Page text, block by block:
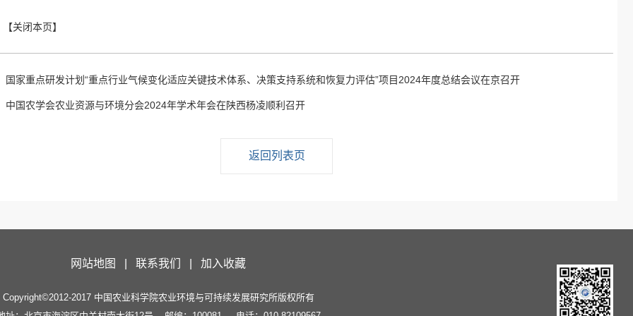
国家重点研发计划“重点行业气候变化适应关键技术体系、决策支持系统和恢复力评估”项目2024年度总结会议在京召开
中国农学会农业资源与环境分会2024年学术年会在陕西杨凌顺利召开
返回列表页
网站地图 | 联系我们 | 加入收藏
Copyright©2012-2017 中国农业科学院农业环境与可持续发展研究所版权所有